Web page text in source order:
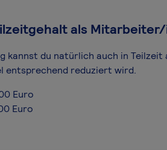
als
du natürlich auch in
entsprechend reduziert wird.
Euro
Euro